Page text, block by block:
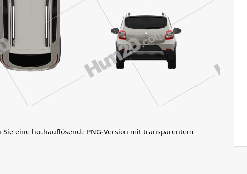
eine hochauflösende PNG-Version mit transparentem